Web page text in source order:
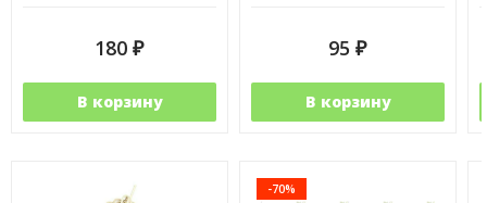
180 ₽
В корзину
95 ₽
В корзину
-70%